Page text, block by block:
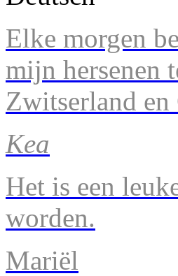
Elke morgen
mijn hersenen
Zwitserland
Kea
Het is een
worden.
Mariël